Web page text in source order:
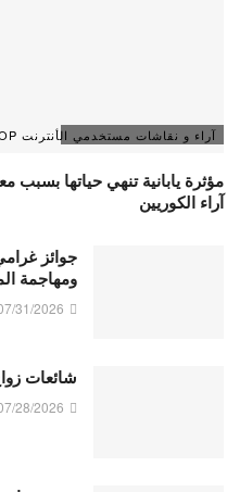
آراء و نقاشات مستخدمي الأنترنت KPOP
مؤثرة يابانية تنهي حياتها
آراء الكوريين
جوائز
ومهاجمة
31/2026
شائعات
28/2026